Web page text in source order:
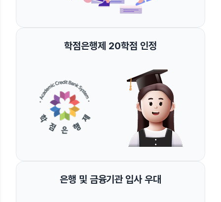
학점은행제 20학점 인정
은행 및 금융기관 입사 우대